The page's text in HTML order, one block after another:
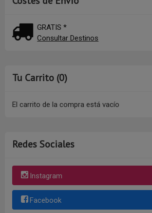
GRATIS *
Consultar Destinos
Tu Carrito (0)
El carrito de la compra está vacío
Redes Sociales
Instagram
Facebook